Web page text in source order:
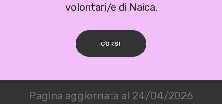
volontari/e di Naica.
CORSI
Pagina aggiornata al 24/04/2026